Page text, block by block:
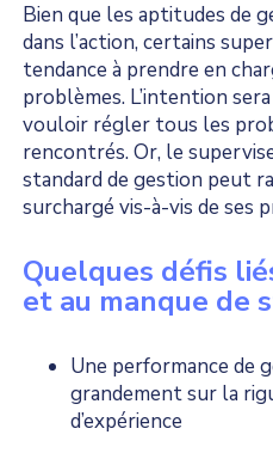
Bien que les aptitudes de
dans l’action, certains
tendance à prendre en
problèmes. L’intention
vouloir régler tous les
rencontrés. Or, le
standard de gestion peut
surchargé vis-à-vis de ses
Quelques défis
et au manque de
Une performance de
grandement sur la
d’expérience